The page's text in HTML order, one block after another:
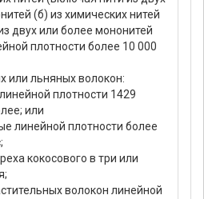
(б) из химических нитей
двух или более мононитей
плотности более 10 000
или льняных волокон:
плотности 1429
или
линейной плотности более
кокосового в три или
волокон линейной